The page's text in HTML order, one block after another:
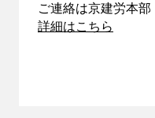
ご連絡は京建労本部
詳細はこちら